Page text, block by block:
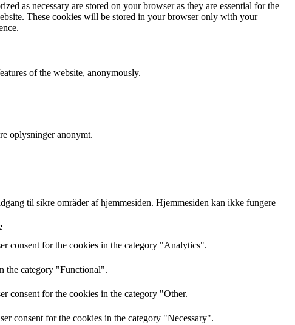
as necessary are stored on your browser as they are essential for the
These cookies will be stored in your browser only with your
of the website, anonymously.
oplysninger anonymt.
til sikre områder af hjemmesiden. Hjemmesiden kan ikke fungere
consent for the cookies in the category "Analytics".
the category "Functional".
consent for the cookies in the category "Other.
consent for the cookies in the category "Necessary".